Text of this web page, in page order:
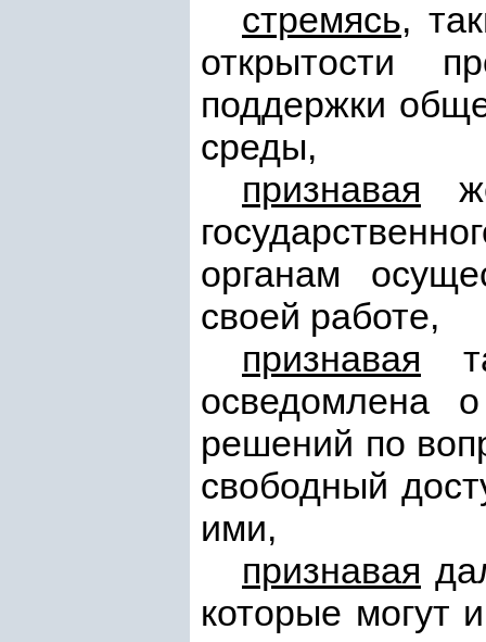
стремясь,
открытости
поддержки
среды,
признавая
органам
своей работе,
признавая
осведомлена
решений по
свободный
ими,
признавая
которые могут